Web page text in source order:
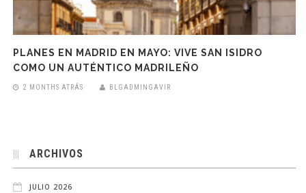
PLANES EN MADRID EN MAYO: VIVE SAN ISIDRO
COMO UN AUTÉNTICO MADRILEÑO
2 MONTHS ATRÁS BLGADMINGAVIR
ARCHIVOS
JULIO 2026